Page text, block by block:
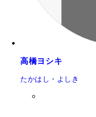
高橋ヨシキ
たかはし・よしき